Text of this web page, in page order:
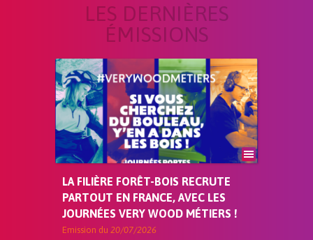
LES DERNIÈRES
ÉMISSIONS
LA FILIÈRE FORÊT-BOIS RECRUTE
PARTOUT EN FRANCE, AVEC LES
JOURNÉES VERY WOOD MÉTIERS !
Emission du 20/07/2026